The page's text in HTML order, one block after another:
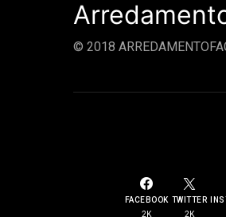
© 2018
FACEBOOK
2K
TWITTER
2K